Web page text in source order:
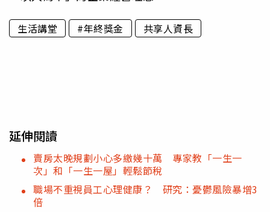
生活講堂 #年終獎金 共享人資長
延伸閱讀
賣房太晚規劃小心多繳幾十萬 專家教「一生一
次」和「一生一屋」輕鬆節稅
職場不重視員工心理健康？ 研究：憂鬱風險暴增3
倍